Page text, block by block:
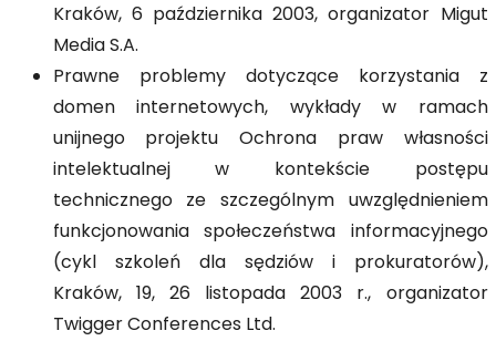
Kraków, 6 października 2003, organizator Migut
Media S.A.
Prawne problemy dotyczące korzystania z
domen internetowych, wykłady w ramach
unijnego projektu Ochrona praw własności
intelektualnej w kontekście postępu
technicznego ze szczególnym uwzględnieniem
funkcjonowania społeczeństwa informacyjnego
(cykl szkoleń dla sędziów i prokuratorów),
Kraków, 19, 26 listopada 2003 r., organizator
Twigger Conferences Ltd.